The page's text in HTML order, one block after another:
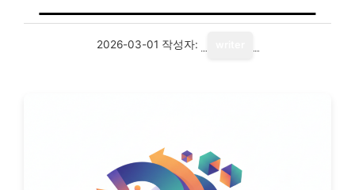
2026-03-01 작성자: